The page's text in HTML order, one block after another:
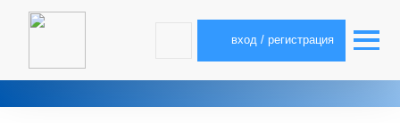
вход / регистрация